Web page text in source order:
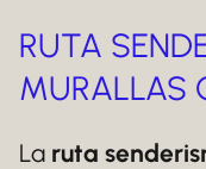
RUTA
MURALLAS
La ruta